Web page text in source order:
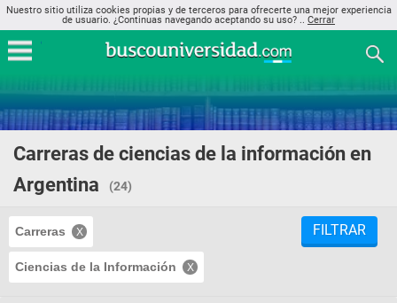
Nuestro sitio utiliza cookies propias y de terceros para ofrecerte una mejor experiencia
de usuario. ¿Continuas navegando aceptando su uso? .. Cerrar
Carreras de ciencias de la información en
Argentina
(24)
Carreras
Ciencias de la Información
FILTRAR